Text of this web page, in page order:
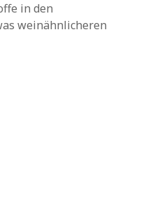
in den
weinähnlicheren